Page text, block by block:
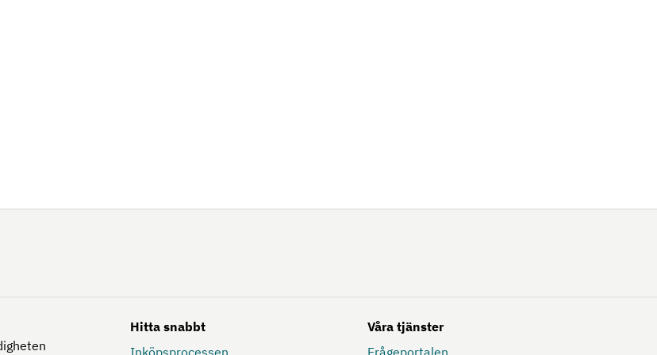
Hitta snabbt
Inköpsprocessen
Våra tjänster
Frågeportalen